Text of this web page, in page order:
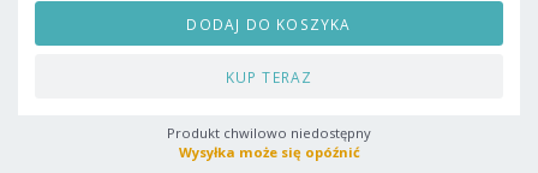
DODAJ DO KOSZYKA
KUP TERAZ
Produkt chwilowo niedostępny
Wysyłka może się opóźnić